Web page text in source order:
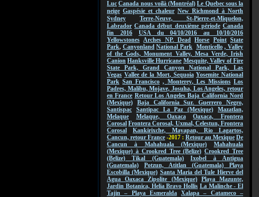
Luc Canada nous voilà (Montréal) Le Quebec sous la
neige Gaspésie et chaleur New Richmond à North
Sydney
Terre-Neuve, St-Pierre-et-Miquelon,
Labrador Canada début deuxième période Canada
fin 2016
USA du 04/10/2016 au 10/10/2016
Yellowstones Arches NP.Dead Horse Point State
Park, Canyonland National Park Monticello , Valley
of the Gods,Monument Valley,Mesa Verde, Irish
Canion Hanksville Hurricane Mesquite, Valley of Fire
State Park, Grand Canyon National Park, Las
Vegas Vallee dela Mort,Sequoia Yosemite National
Park San Francisco , Monterey, Les Missions Los
Padres, Malibu, Mojave, Josuha, Los Angeles, retour
en France Retour Los Angeles Baja California Nord
(Mexique)
Baja California Sur. Guerrero Negro,
Santispac
Santipac La Paz (Mexique)
Mazatlan,
Melaque
Melaque, Oaxaca
Oaxaca, Frontera
Corosal Frontera Corosal, Uxmal, Celestun, Frontera
Corosal
Kankirixche, Mayapan, Rio Lagartos,
Cancun, retour France -2017 : Retour au Mexique De
Cancun à Mahahuala (Mexique)
Mahahuala
(Mexique) à Crookred Tree (Belize) Crookred Tree
(Belize) Tikal (Guatemala)
Ixobel à Antigua
(Guatemala)
Potzun, Atitlan (Guatemala) Playa
Escobilla (Mexique) Santa Maria del Tule Hierve del
Agua Oaxaca Zipolite (Mexique) Playa Mazunte,
Jardin Botanica, Helia Bravo Hollis La Malinche - El
Tajin – Playa Esmeralda Xalapa – Catameco –